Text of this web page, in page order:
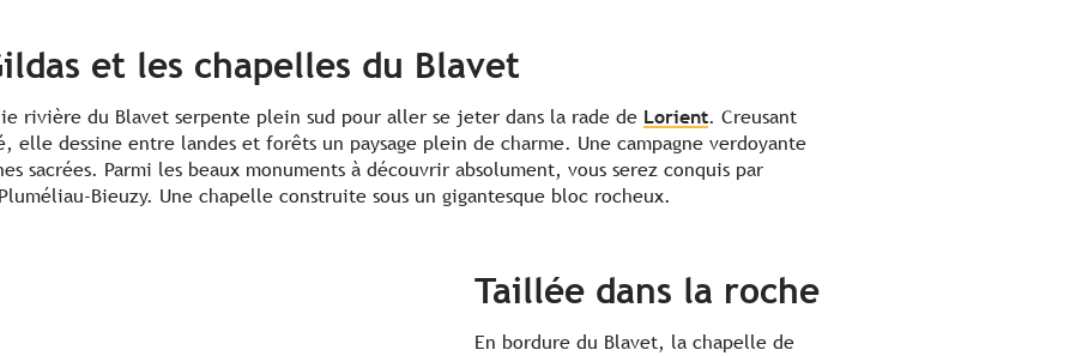
et les chapelles du Blavet
rivière du Blavet serpente plein sud pour aller se jeter dans la rade de Lorient. Creusant
elle dessine entre landes et forêts un paysage plein de charme. Une campagne verdoyante
sacrées. Parmi les beaux monuments à découvrir absolument, vous serez conquis par
Bieuzy. Une chapelle construite sous un gigantesque bloc rocheux.
Taillée dans la roche
En bordure du Blavet, la chapelle de